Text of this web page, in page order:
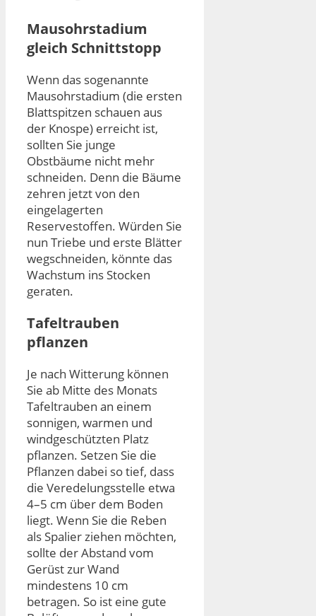
Mausohrstadium
gleich Schnittstopp
Wenn das sogenannte
Mausohrstadium (die ersten
Blattspitzen schauen aus
der Knospe) erreicht ist,
sollten Sie junge
Obstbäume nicht mehr
schneiden. Denn die Bäume
zehren jetzt von den
eingelagerten
Reservestoffen. Würden Sie
nun Triebe und erste Blätter
wegschneiden, könnte das
Wachstum ins Stocken
geraten.
Tafeltrauben
pflanzen
Je nach Witterung können
Sie ab Mitte des Monats
Tafeltrauben an einem
sonnigen, warmen und
windgeschützten Platz
pflanzen. Setzen Sie die
Pflanzen dabei so tief, dass
die Veredelungsstelle etwa
4–5 cm über dem Boden
liegt. Wenn Sie die Reben
als Spalier ziehen möchten,
sollte der Abstand vom
Gerüst zur Wand
mindestens 10 cm
betragen. So ist eine gute